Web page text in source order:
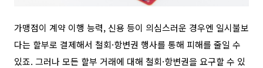
가맹점이 계약 이행 능력, 신용 등이 의심스러운 경우엔 일시불보
다는 할부로 결제해서 철회·항변권 행사를 통해 피해를 줄일 수
있죠. 그러나 모든 할부 거래에 대해 철회·항변권을 요구할 수 있